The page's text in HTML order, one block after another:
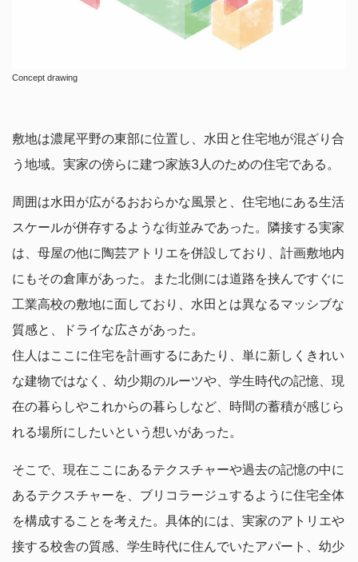
Concept drawing
敷地は濃尾平野の東部に位置し、水田と住宅地が混ざり合
う地域。実家の傍らに建つ家族3人のための住宅である。
周囲は水田が広がるおおらかな風景と、住宅地にある生活
スケールが併存するような街並みであった。隣接する実家
は、母屋の他に陶芸アトリエを併設しており、計画敷地内
にもその倉庫があった。また北側には道路を挟んですぐに
工業高校の敷地に面しており、水田とは異なるマッシブな
質感と、ドライな広さがあった。
住人はここに住宅を計画するにあたり、単に新しくきれい
な建物ではなく、幼少期のルーツや、学生時代の記憶、現
在の暮らしやこれからの暮らしなど、時間の蓄積が感じら
れる場所にしたいという想いがあった。
そこで、現在ここにあるテクスチャーや過去の記憶の中に
あるテクスチャーを、ブリコラージュするように住宅全体
を構成することを考えた。具体的には、実家のアトリエや
接する校舎の質感、学生時代に住んでいたアパート、幼少